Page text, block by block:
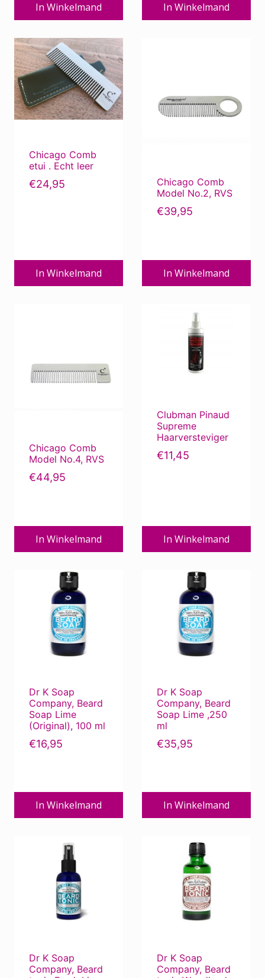
In Winkelmand In Winkelmand
Chicago Comb
etui . Echt leer
€24,95
In Winkelmand
Chicago Comb
Model No.2, RVS
€39,95
In Winkelmand
Chicago Comb
Model No.4, RVS
€44,95
In Winkelmand
Clubman Pinaud
Supreme
Haarversteviger
€11,45
In Winkelmand
Dr K Soap
Company, Beard
Soap Lime
(Original), 100 ml
€16,95
In Winkelmand
Dr K Soap
Company, Beard
Soap Lime ,250
ml
€35,95
In Winkelmand
Dr K Soap
Company, Beard
Dr K Soap
Company, Beard